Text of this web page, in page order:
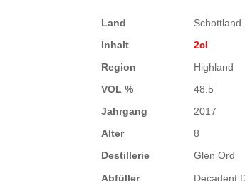
Land
Schottland
Inhalt
2cl
Region
Highland
VOL %
48.5
Jahrgang
2017
Alter
8
Destillerie
Glen Ord
Abfüller
Decadent